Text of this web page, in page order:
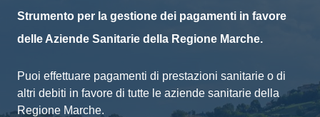
Strumento per la gestione dei pagamenti in favore
delle Aziende Sanitarie della Regione Marche.
Puoi effettuare pagamenti di prestazioni sanitarie o di
altri debiti in favore di tutte le aziende sanitarie della
Regione Marche.